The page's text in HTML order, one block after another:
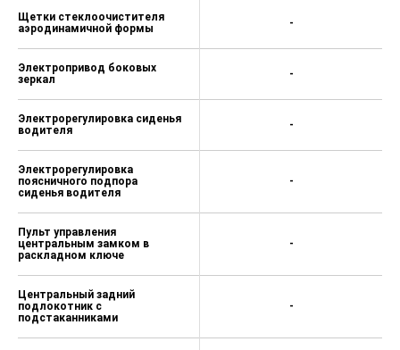
Щетки стеклоочистителя
аэродинамичной формы
Электропривод боковых
зеркал
Электрорегулировка сиденья
водителя
Электрорегулировка
поясничного подпора
сиденья водителя
Пульт управления
центральным замком в
раскладном ключе
Центральный задний
подлокотник с
подстаканниками
-
-
-
-
-
-